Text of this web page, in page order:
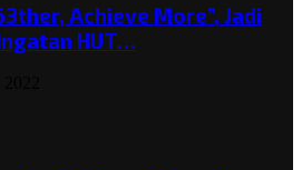
Achieve More”, Jadi
HUT…